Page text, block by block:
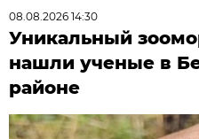
08.08.2026 14:30
Уникальный
нашли ученые в
районе